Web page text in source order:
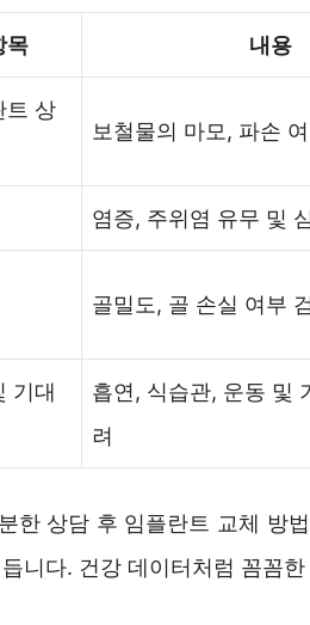
목 내용
트 상
보철물의 마모, 파손
염증, 주위염 유무 및
골밀도, 골 손실 여부
기대
흡연, 식습관, 운동 및
려
한 상담 후 임플란트 교체 방
니다. 건강 데이터처럼 꼼꼼